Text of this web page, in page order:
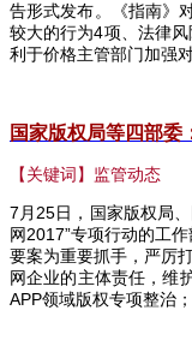
告形式发布。《指南》
较大的行为4项、法律
利于价格主管部门加强
国家版权局等四部委
【关键词】监管动态
7 月 25日，国家版权局
网2017”专项行动的工
要案为重要抓手，严厉
网企业的主体责任，维
APP领域版权专项整治